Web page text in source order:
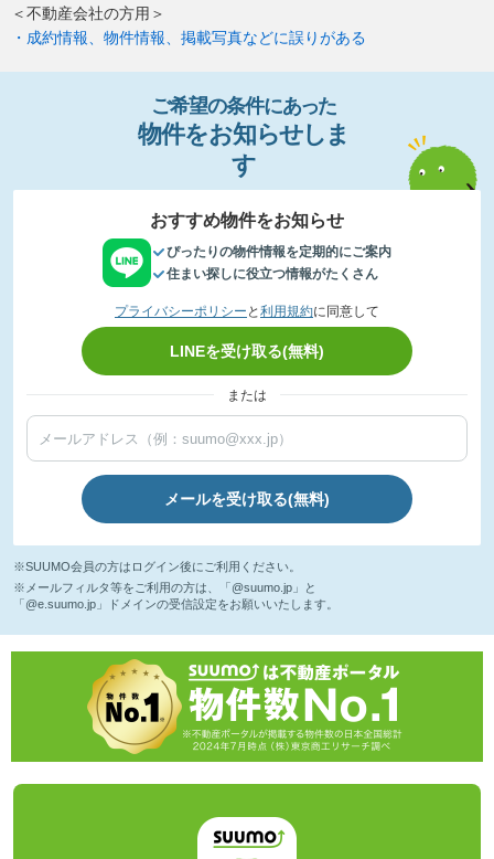
＜不動産会社の方用＞
・成約情報、物件情報、掲載写真などに誤りがある
ご希望の条件にあった
物件をお知らせし ま
す
おすすめ物件をお知らせ
ぴったりの物件情報を定期的にご案内
住まい探しに役立つ情報がたくさん
プライバシーポリシー と 利用規約に同意して
LINEを受け取る(無料)
または
メールを受け取る(無料)
※SUUMO会員の方はログイン後にご利用ください。
※メールフィルタ等をご利用の方は、「@suumo.jp」と
「@e.suumo.jp」ドメインの受信設定をお願いいたします。